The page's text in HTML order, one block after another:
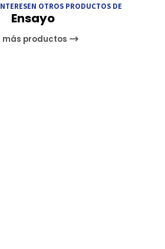
OTROS PRODUCTOS DE
Ensayo
más productos